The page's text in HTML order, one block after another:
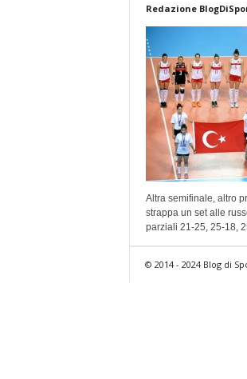
Redazione
Altra semifinale, altro
strappa un set alle
parziali 21-25, 25-18,
© 2014 - 2024 Blog di